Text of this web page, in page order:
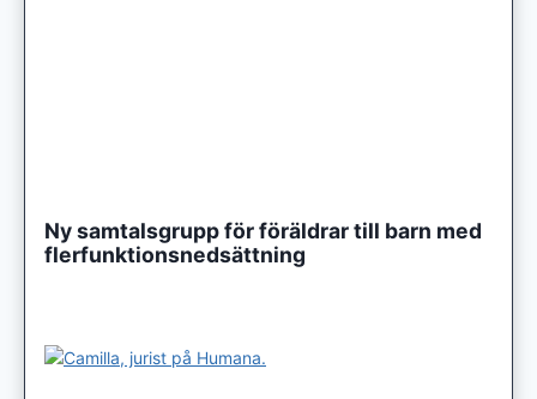
Ny samtalsgrupp för föräldrar till barn med
flerfunktionsnedsättning